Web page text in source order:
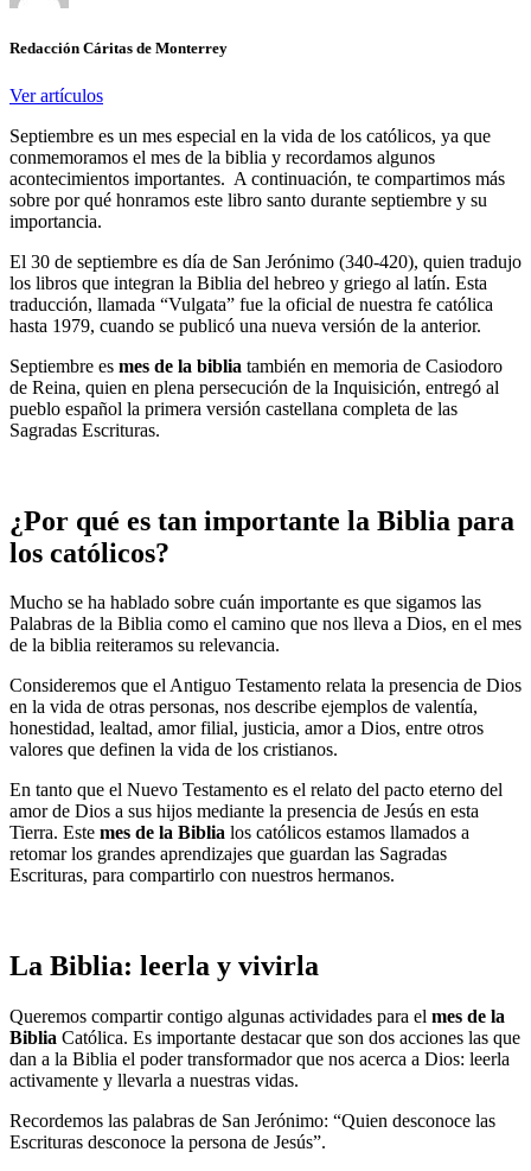
Redacción Cáritas de Monterrey
Ver artículos
Septiembre es un mes especial en la vida de los católicos, ya que
conmemoramos el mes de la biblia y recordamos algunos
acontecimientos importantes. A continuación, te compartimos más
sobre por qué honramos este libro santo durante septiembre y su
importancia.
El 30 de septiembre es día de San Jerónimo (340-420), quien tradujo
los libros que integran la Biblia del hebreo y griego al latín. Esta
traducción, llamada “Vulgata” fue la oficial de nuestra fe católica
hasta 1979, cuando se publicó una nueva versión de la anterior.
Septiembre es mes de la biblia también en memoria de Casiodoro
de Reina, quien en plena persecución de la Inquisición, entregó al
pueblo español la primera versión castellana completa de las
Sagradas Escrituras.
¿Por qué es tan importante la Biblia para
los católicos?
Mucho se ha hablado sobre cuán importante es que sigamos las
Palabras de la Biblia como el camino que nos lleva a Dios, en el mes
de la biblia reiteramos su relevancia.
Consideremos que el Antiguo Testamento relata la presencia de Dios
en la vida de otras personas, nos describe ejemplos de valentía,
honestidad, lealtad, amor filial, justicia, amor a Dios, entre otros
valores que definen la vida de los cristianos.
En tanto que el Nuevo Testamento es el relato del pacto eterno del
amor de Dios a sus hijos mediante la presencia de Jesús en esta
Tierra. Este mes de la Biblia los católicos estamos llamados a
retomar los grandes aprendizajes que guardan las Sagradas
Escrituras, para compartirlo con nuestros hermanos.
La Biblia: leerla y vivirla
Queremos compartir contigo algunas actividades para el mes de la
Biblia Católica. Es importante destacar que son dos acciones las que
dan a la Biblia el poder transformador que nos acerca a Dios: leerla
activamente y llevarla a nuestras vidas.
Recordemos las palabras de San Jerónimo: “Quien desconoce las
Escrituras desconoce la persona de Jesús”.